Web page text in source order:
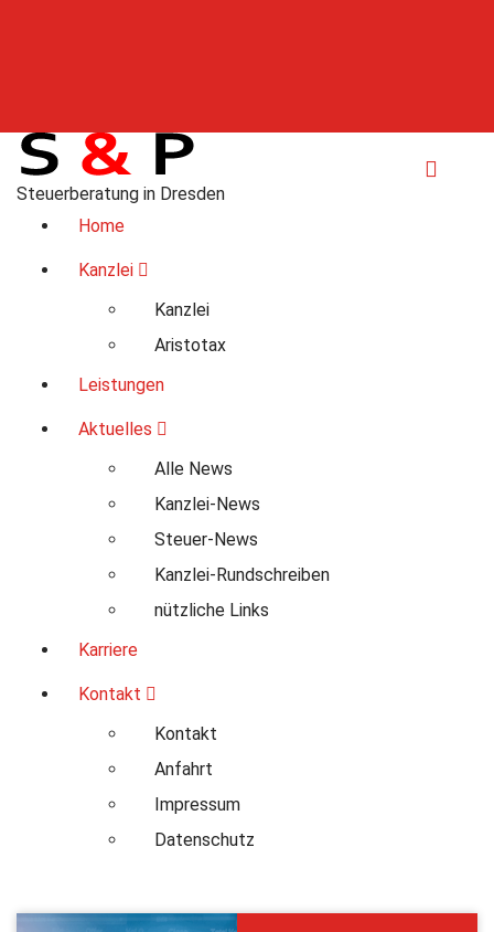
Steuerberatung in Dresden
Home
Kanzlei
Kanzlei
Aristotax
Leistungen
Aktuelles
Alle News
Kanzlei-News
Steuer-News
Kanzlei-Rundschreiben
nützliche Links
Karriere
Kontakt
Kontakt
Anfahrt
Impressum
Datenschutz